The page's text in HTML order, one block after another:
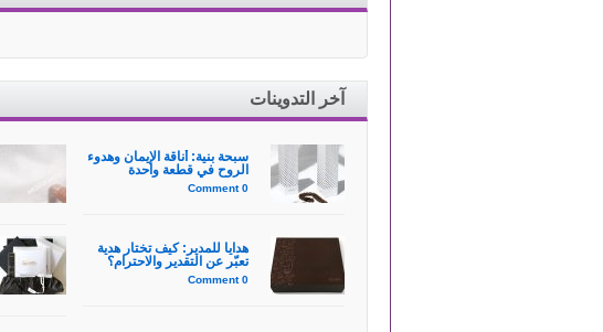
آخر التدوينات
سبحة بنية: أناقة الإيمان وهدوء
الروح في قطعة واحدة
0 Comment
هدايا للمدير: كيف تختار هدية
تعبّر عن التقدير والاحترام؟
0 Comment